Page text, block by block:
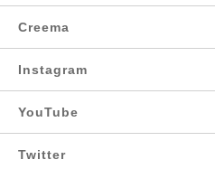
Creema
Instagram
YouTube
Twitter